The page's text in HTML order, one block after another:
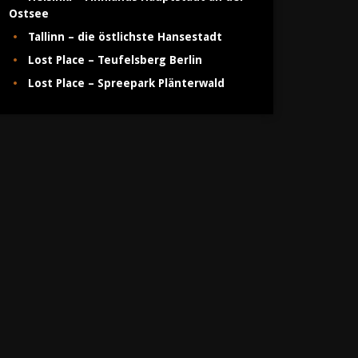
Ostsee
Tallinn – die östlichste Hansestadt
Lost Place – Teufelsberg Berlin
Lost Place – Spreepark Plänterwald